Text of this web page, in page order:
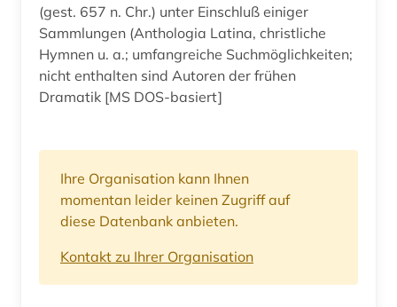
(gest. 657 n. Chr.) unter Einschluß einiger
Sammlungen (Anthologia Latina, christliche
Hymnen u. a.; umfangreiche Suchmöglichkeiten;
nicht enthalten sind Autoren der frühen
Dramatik [MS DOS-basiert]
Ihre Organisation kann Ihnen
momentan leider keinen Zugriff auf
diese Datenbank anbieten.
Kontakt zu Ihrer Organisation